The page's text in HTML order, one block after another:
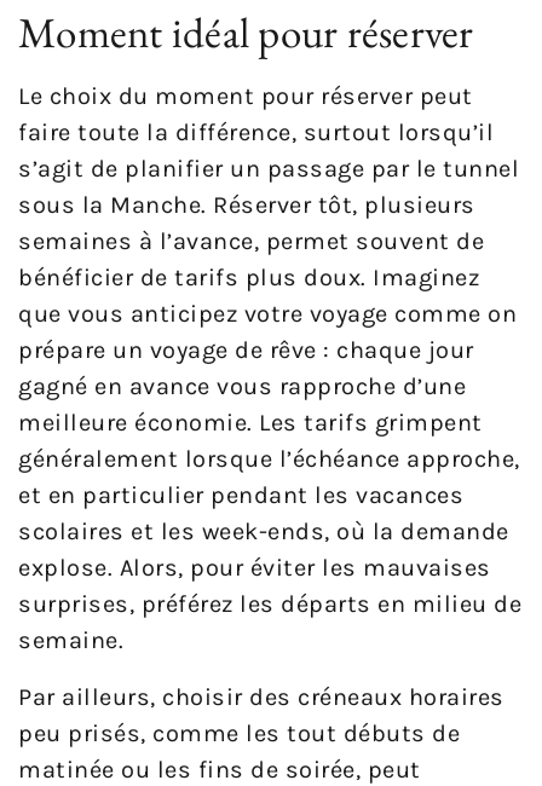
Moment idéal pour réserver
Le choix du moment pour réserver peut
faire toute la différence, surtout lorsqu’il
s’agit de planifier un passage par le tunnel
sous la Manche. Réserver tôt, plusieurs
semaines à l’avance, permet souvent de
bénéficier de tarifs plus doux. Imaginez
que vous anticipez votre voyage comme on
prépare un voyage de rêve : chaque jour
gagné en avance vous rapproche d’une
meilleure économie. Les tarifs grimpent
généralement lorsque l’échéance approche,
et en particulier pendant les vacances
scolaires et les week-ends, où la demande
explose. Alors, pour éviter les mauvaises
surprises, préférez les départs en milieu de
semaine.
Par ailleurs, choisir des créneaux horaires
peu prisés, comme les tout débuts de
matinée ou les fins de soirée, peut